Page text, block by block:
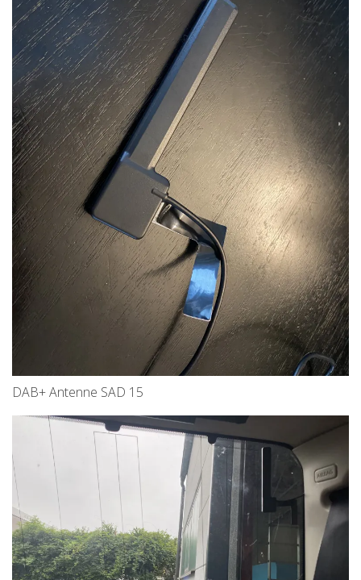
DAB+ Antenne SAD 15